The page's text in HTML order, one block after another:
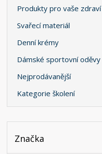
Produkty pro vaše zdraví
Svařecí materiál
Denní krémy
Dámské sportovní oděvy
Nejprodávanější
Kategorie školení
Značka